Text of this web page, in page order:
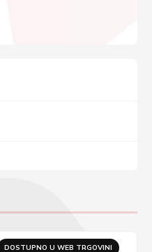
DOSTUPNO U WEB TRGOVINI